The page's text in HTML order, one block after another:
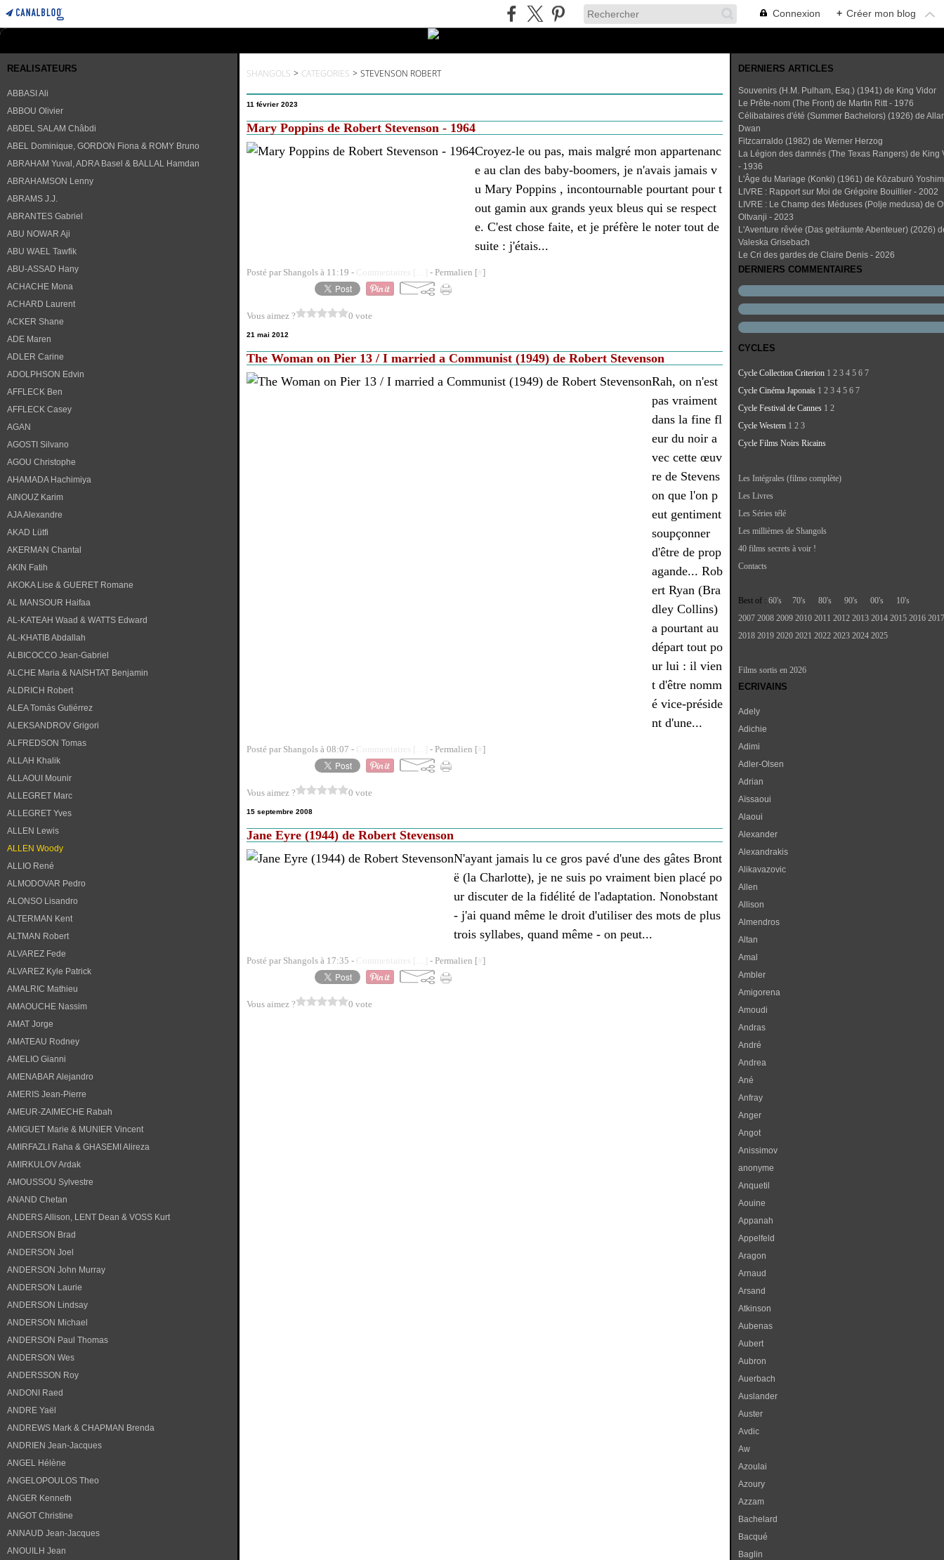
Connexion + Créer mon blog
REALISATEURS
ABBASI Ali
ABBOU Olivier
ABDEL SALAM Châbdi
ABEL Dominique, GORDON Fiona & ROMY Bruno
ABRAHAM Yuval, ADRA Basel & BALLAL Hamdan
ABRAHAMSON Lenny
ABRAMS J.J.
ABRANTES Gabriel
ABU NOWAR Aji
ABU WAEL Tawfik
ABU-ASSAD Hany
ACHACHE Mona
ACHARD Laurent
ACKER Shane
ADE Maren
ADLER Carine
ADOLPHSON Edvin
AFFLECK Ben
AFFLECK Casey
AGAN
AGOSTI Silvano
AGOU Christophe
AHAMADA Hachimiya
AINOUZ Karim
AJA Alexandre
AKAD Lütfi
AKERMAN Chantal
AKIN Fatih
AKOKA Lise & GUERET Romane
AL MANSOUR Haifaa
AL-KATEAH Waad & WATTS Edward
AL-KHATIB Abdallah
ALBICOCCO Jean-Gabriel
ALCHE Maria & NAISHTAT Benjamin
ALDRICH Robert
ALEA Tomás Gutiérrez
ALEKSANDROV Grigori
ALFREDSON Tomas
ALLAH Khalik
ALLAOUI Mounir
ALLEGRET Marc
ALLEGRET Yves
ALLEN Lewis
ALLEN Woody
ALLIO René
ALMODOVAR Pedro
ALONSO Lisandro
ALTERMAN Kent
ALTMAN Robert
ALVAREZ Fede
ALVAREZ Kyle Patrick
AMALRIC Mathieu
AMAOUCHE Nassim
AMAT Jorge
AMATEAU Rodney
AMELIO Gianni
AMENABAR Alejandro
AMERIS Jean-Pierre
AMEUR-ZAIMECHE Rabah
AMIGUET Marie & MUNIER Vincent
AMIRFAZLI Raha & GHASEMI Alireza
AMIRKULOV Ardak
AMOUSSOU Sylvestre
ANAND Chetan
ANDERS Allison, LENT Dean & VOSS Kurt
ANDERSON Brad
ANDERSON Joel
ANDERSON John Murray
ANDERSON Laurie
ANDERSON Lindsay
ANDERSON Michael
ANDERSON Paul Thomas
ANDERSON Wes
ANDERSSON Roy
ANDONI Raed
ANDRE Yaël
ANDREWS Mark & CHAPMAN Brenda
ANDRIEN Jean-Jacques
ANGEL Hélène
ANGELOPOULOS Theo
ANGER Kenneth
ANGOT Christine
ANNAUD Jean-Jacques
ANOUILH Jean
SHANGOLS > CATEGORIES > STEVENSON ROBERT
11 février 2023
Mary Poppins de Robert Stevenson - 1964
Croyez-le ou pas, mais malgré mon appartenanc
e au clan des baby-boomers, je n'avais jamais v
u Mary Poppins , incontournable pourtant pour t
out gamin aux grands yeux bleus qui se respect
e. C'est chose faite, et je préfère le noter tout de
suite : j'étais...
Posté par Shangols à 11:19 - Commentaires [ - Permalien [ ]
Vous aimez ? 0 vote
21 mai 2012
The Woman on Pier 13 / I married a Communist (1949) de Robert Stevenson
Rah, on n'est
pas vraiment
dans la fine fl
eur du noir a
vec cette œuv
re de Stevens
on que l'on p
eut gentiment
soupçonner
d'être de prop
agande... Rob
ert Ryan (Bra
dley Collins)
a pourtant au
départ tout po
ur lui : il vien
t d'être nomm
é vice-préside
nt d'une...
Posté par Shangols à 08:07 - Commentaires [ - Permalien [ ]
Vous aimez ? 0 vote
15 septembre 2008
Jane Eyre (1944) de Robert Stevenson
N'ayant jamais lu ce gros pavé d'une des gâtes Bront
ë (la Charlotte), je ne suis po vraiment bien placé po
ur discuter de la fidélité de l'adaptation. Nonobstant
- j'ai quand même le droit d'utiliser des mots de plus
trois syllabes, quand même - on peut...
Posté par Shangols à 17:35 - Commentaires [ - Permalien [ ]
Vous aimez ? 0 vote
DERNIERS ARTICLES
Souvenirs (H.M. Pulham, Esq.) (1941) de King Vidor
Le Prête-nom (The Front) de Martin Ritt - 1976
Célibataires d'été (Summer Bachelors) (1926) de
Dwan
Fitzcarraldo (1982) de Werner Herzog
La Légion des damnés (The Texas Rangers) de King
- 1936
L'Âge du Mariage (Konki) (1961) de Kōzaburō
LIVRE : Rapport sur Moi de Grégoire Bouillier - 2002
LIVRE : Le Champ des Méduses (Polje medusa) de
Oltvanji - 2023
L'Aventure rêvée (Das geträumte Abenteuer) (2026)
Valeska Grisebach
Le Cri des gardes de Claire Denis - 2026
DERNIERS COMMENTAIRES
CYCLES
Cycle Collection Criterion 1 2 3 4 5 6 7
Cycle Cinéma Japonais 1 2 3 4 5 6 7
Cycle Festival de Cannes 1 2
Cycle Western 1 2 3
Cycle Films Noirs Ricains
Les Intégrales (filmo complète)
Les Livres
Les Séries télé
Les millièmes de Shangols
40 films secrets à voir !
Contacts
Best of : 60's 70's 80's 90's 00's
10's
2007 2008 2009 2010 2011 2012 2013 2014 2015 2016 2017
2018 2019 2020 2021 2022 2023 2024 2025
Films sortis en 2026
ECRIVAINS
Adely
Adichie
Adimi
Adler-Olsen
Adrian
Aïssaoui
Alaoui
Alexander
Alexandrakis
Alikavazovic
Allen
Allison
Almendros
Altan
Amal
Ambler
Amigorena
Amoudi
Andras
André
Andrea
Ané
Anfray
Anger
Angot
Anissimov
anonyme
Anquetil
Aouine
Appanah
Appelfeld
Aragon
Arnaud
Arsand
Atkinson
Aubenas
Aubert
Aubron
Auerbach
Auslander
Auster
Avdic
Aw
Azoulai
Azoury
Azzam
Bachelard
Bacqué
Baglin